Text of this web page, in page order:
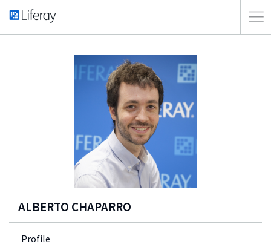
ALBERTO CHAPARRO
Profile